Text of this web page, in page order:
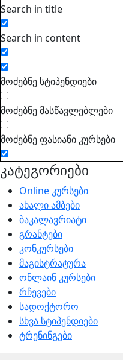
Search in title
Search in content
მოძებნე სტიპენდიები
მოძებნე მასწავლებლები
მოძებნე ფასიანი კურსები
კატეგორიები
Online კურსები
ახალი ამბები
ბაკალავრიატი
გრანტები
კონკურსები
მაგისტრატურა
ონლაინ კურსები
რჩევები
სადოქტორო
სხვა სტიპენდიები
ტრენინგები